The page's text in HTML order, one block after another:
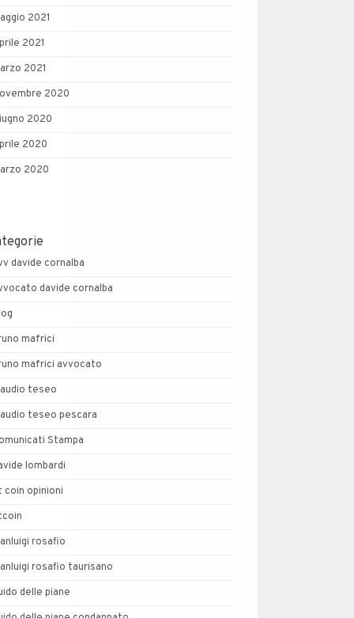
2021
2021
2021
2020
2020
2020
2020
davide cornalba
davide cornalba
mafrici
mafrici avvocato
teseo
teseo pescara
Stampa
lombardi
coin opinioni
rosafio
rosafio taurisano
delle piane